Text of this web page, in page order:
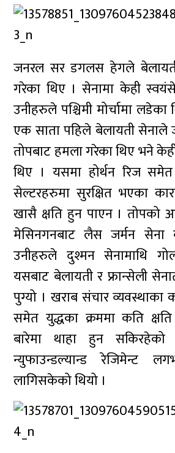
जनरल सर डगलस हेगले
गरेका थिए । सेनामा केही
उनीहरुले पश्चिमी मोर्चामा
एक साता पहिले बेलायती सेनाले
तोपबाट हमला गरेका थिए भने
थिए । यसमा होर्थन रिज
सेल्टरहरुमा सुरक्षित भएका
खासै क्षति हुन पाएन । तोपको
मेसिनगनबाट लैस जर्मन सेना
उनीहरुले दुश्मन सेनामाथि
यसबाट बेलायती र फ्रान्सेली
पुग्यो । खराब संचार व्यवस्थाका
समेत युद्धका क्रममा कति
बारेमा थाहा हुन
न्युफाउन्डल्यान्ड रेजिमेन्ट
लागिसकेको थियो ।